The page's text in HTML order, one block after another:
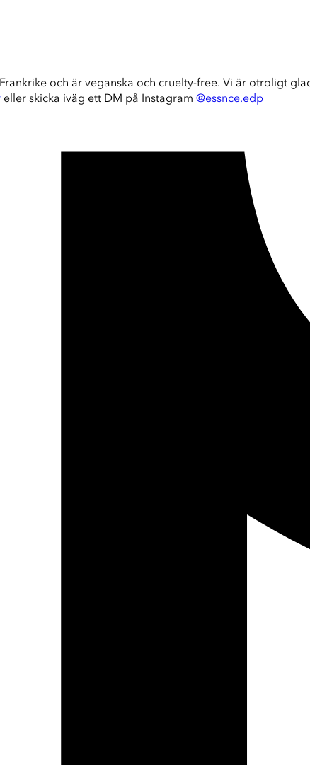
och är veganska och cruelty-free. Vi är otroligt
eller skicka iväg ett DM på Instagram @essnce.edp